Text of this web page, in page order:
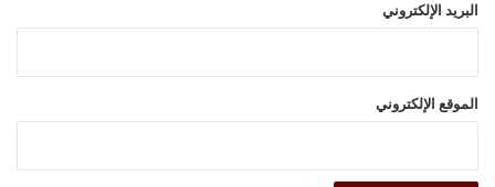
البريد الإلكتروني
الموقع الإلكتروني